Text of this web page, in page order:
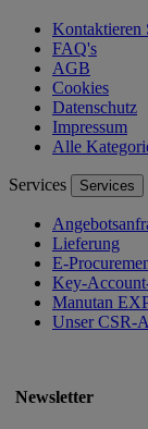
Kontaktieren
FAQ's
AGB
Cookies
Datenschutz
Impressum
Alle
Services Services
Lieferung
E-
Key-
Manutan
Unser CSR-
Newsletter